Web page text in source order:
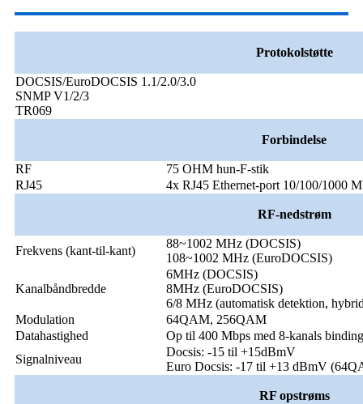
Protokolstøtte
DOCSIS/EuroDOCSIS 1.1/2.0/3.0
SNMP V1/2/3
TR069
Forbindelse
RF
75 OHM hun-F-stik
RJ45
4x RJ45 Ethernet-port 10/100/1000
RF-nedstrøm
Frekvens (kant-til-kant)
88~1002 MHz (DOCSIS)
108~1002 MHz (EuroDOCSIS)
Kanalbåndbredde
6MHz (DOCSIS)
8MHz (EuroDOCSIS)
6/8 MHz (automatisk detektion,
Modulation
64QAM, 256QAM
Datahastighed
Op til 400 Mbps med 8-kanals binding
Signalniveau
Docsis: -15 til +15dBmV
Euro Docsis: -17 til +13 dBmV
RF opstrøms